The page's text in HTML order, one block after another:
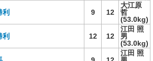
利 9 12
大江原
哲
(53.0kg)
利 12 12
江田 照
男
(53.0kg)
江田 照